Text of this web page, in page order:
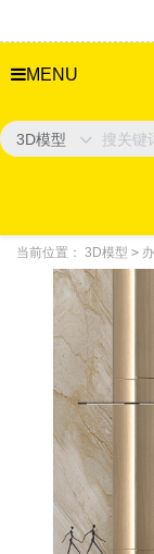
MENU
3D模型
当前位置： 3D模型 >